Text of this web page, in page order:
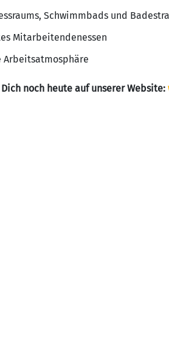
Schwimmbads und
Mitarbeitendenessen
noch heute auf unserer Website: